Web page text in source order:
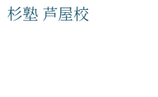
杉塾 芦屋校